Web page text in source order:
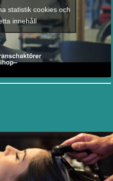
statistik cookies och
innehåll